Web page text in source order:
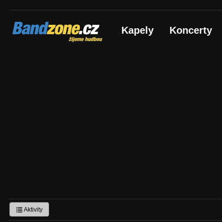
Bandzone.cz
žijeme hudbou Kapely Koncerty
Aktivity